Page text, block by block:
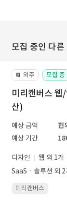
모집 중인 다
📔 외주 모집 중
미리캔버스 웹
산)
예상 금액
협
예상 기간
디자인
웹 외 1개
SaaSㆍ솔루션 외 2
미리캔버스